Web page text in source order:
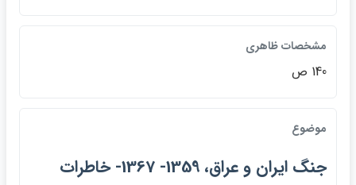
مشخصات ظاهري
140 ص
موضوع
جنگ ايران و عراق، 1359- 1367- خاطرات